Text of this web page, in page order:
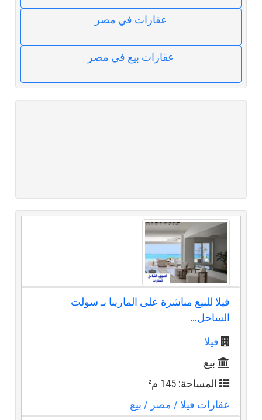
عقارات في مصر
عقارات بيع في مصر
فيلا للبيع مباشرة على المارينا بـ سولت
الساحل...
فيلا
بيع
المساحة: 145 م²
عقارات فيلا/ مصر / بيع